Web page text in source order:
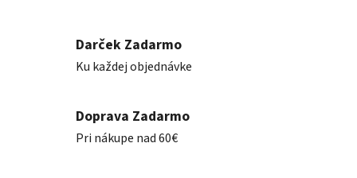
Darček Zadarmo
Ku každej objednávke
Doprava Zadarmo
Pri nákupe nad 60€